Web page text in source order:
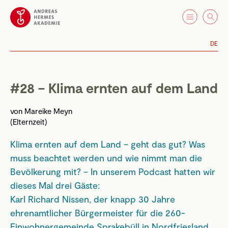
DE
#28 – Klima ernten auf dem Land
von Mareike Meyn
(Elternzeit)
Klima ernten auf dem Land – geht das gut? Was
muss beachtet werden und wie nimmt man die
Bevölkerung mit? – In unserem Podcast hatten wir
dieses Mal drei Gäste:
Karl Richard Nissen, der knapp 30 Jahre
ehrenamtlicher Bürgermeister für die 260-